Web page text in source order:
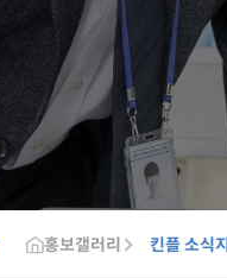
홍보갤러리 킨플 소식지